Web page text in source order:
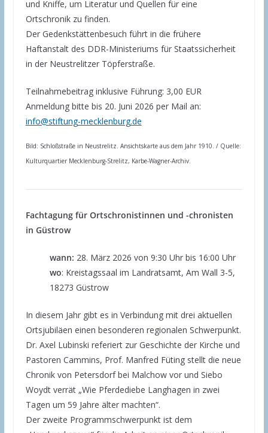
und Kniffe, um Literatur und Quellen für eine
Ortschronik zu finden.
Der Gedenkstättenbesuch führt in die frühere
Haftanstalt des DDR-Ministeriums für Staatssicherheit
in der Neustrelitzer Töpferstraße.
Teilnahmebeitrag inklusive Führung: 3,00 EUR
Anmeldung bitte bis 20. Juni 2026 per Mail an:
info@stiftung-mecklenburg.de
Bild: Schloßstraße in Neustrelitz. Ansichtskarte aus dem Jahr 1910. / Quelle:
Kulturquartier Mecklenburg-Strelitz, Karbe-Wagner-Archiv.
Fachtagung für Ortschronistinnen und -chronisten
in Güstrow
wann: 28. März 2026 von 9:30 Uhr bis 16:00 Uhr
wo: Kreistagssaal im Landratsamt, Am Wall 3-5,
18273 Güstrow
In diesem Jahr gibt es in Verbindung mit drei aktuellen
Ortsjubiläen einen besonderen regionalen Schwerpunkt.
Dr. Axel Lubinski referiert zur Geschichte der Kirche und
Pastoren Cammins, Prof. Manfred Füting stellt die neue
Chronik von Petersdorf bei Malchow vor und Siebo
Woydt verrät „Wie Pferdediebe Langhagen in zwei
Tagen um 59 Jahre älter machten“.
Der zweite Programmschwerpunkt ist dem